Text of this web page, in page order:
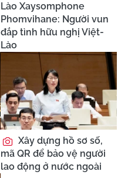
Lào Xaysomphone
Phomvihane: Người vun
đắp tình hữu nghị Việt-
Lào
Xây dựng hồ sơ số,
mã QR để bảo vệ người
lao động ở nước ngoài